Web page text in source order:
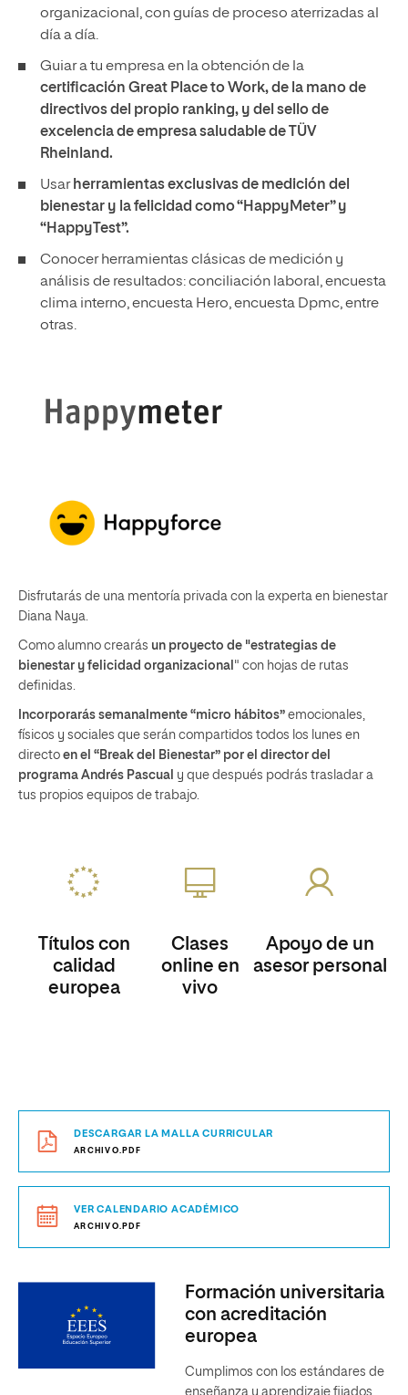
organizacional, con guías de proceso aterrizadas al
día a día.
Guiar a tu empresa en la obtención de la
certificación Great Place to Work, de la mano de
directivos del propio ranking, y del sello de
excelencia de empresa saludable de TÜV
Rheinland.
Usar herramientas exclusivas de medición del
bienestar y la felicidad como “HappyMeter” y
“HappyTest”.
Conocer herramientas clásicas de medición y
análisis de resultados: conciliación laboral, encuesta
clima interno, encuesta Hero, encuesta Dpmc, entre
otras.
Disfrutarás de una mentoría privada con la experta en bienestar
Diana Naya.
Como alumno crearás un proyecto de "estrategias de
bienestar y felicidad organizacional " con hojas de rutas
definidas.
Incorporarás semanalmente “micro hábitos” emocionales,
físicos y sociales que serán compartidos todos los lunes en
directo en el “Break del Bienestar” por el director del
programa Andrés Pascual y que después podrás trasladar a
tus propios equipos de trabajo.
Títulos con
calidad
europea
Clases
online en
vivo
Apoyo de un
asesor personal
DESCARGAR LA MALLA CURRICULAR
ARCHIVO.PDF
VER CALENDARIO ACADÉMICO
ARCHIVO.PDF
Formación universitaria
con acreditación
europea
Cumplimos con los estándares de
enseñanza y aprendizaje fijados